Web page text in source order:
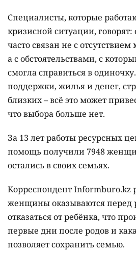
Специалисты, которые
кризисной ситуации, говорят:
часто связан не с
а с обстоятельствами, с
смогла справиться в
поддержки, жилья и денег,
близких – всё это может
что выбора больше нет.
За 13 лет работы ресурсных
помощь получили 7948
остались в своих семьях.
Корреспондент Informburo.kz
женщины оказываются
отказаться от ребёнка, что
первые дни после родов и
позволяет сохранить семью.